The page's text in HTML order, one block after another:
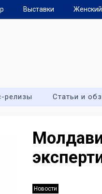
Выставки
релизы Статьи и
Новости